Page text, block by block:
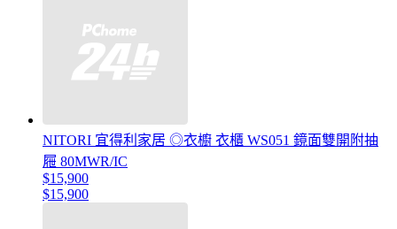
NITORI 宜得利家居 ◎衣櫥 衣櫃 WS051 鏡面雙開附抽
屜 80MWR/IC
$15,900
$15,900